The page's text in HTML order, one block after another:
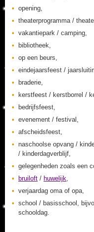
opening,
theaterprogramma /
vakantiepark / camping,
bibliotheek,
op een beurs,
eindejaarsfeest /
braderie,
kerstfeest / kerstborrel /
bedrijfsfeest,
evenement / festival,
afscheidsfeest,
naschoolse opvang /
/ kinderdagverblijf,
gelegenheden zoals een
bruiloft / huwelijk,
verjaardag oma of opa,
school / basisschool,
schooldag.